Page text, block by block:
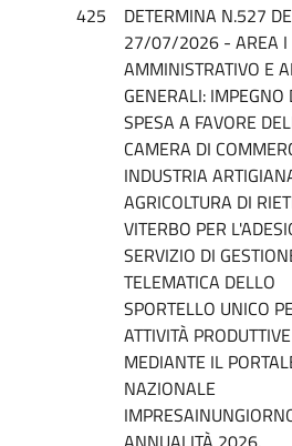
425
DETERMINA N.527
27/07/2026 - AREA
AMMINISTRATIVO E
GENERALI: IMPEGNO
SPESA A FAVORE
CAMERA DI
INDUSTRIA
AGRICOLTURA DI
VITERBO PER
SERVIZIO DI
TELEMATICA DELLO
SPORTELLO UNICO
ATTIVITÀ
MEDIANTE IL
NAZIONALE